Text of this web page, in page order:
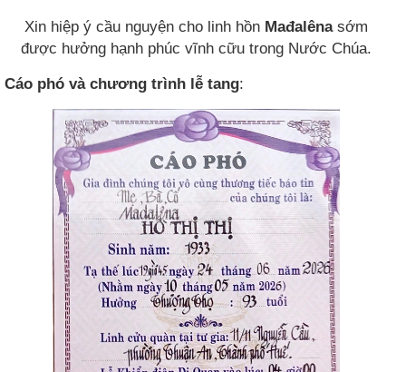
Xin hiệp ý cầu nguyện cho linh hồn Mađalênasớm
được hưởng hạnh phúc vĩnh cữu trong Nước Chúa.
Cáo phó và chương trình lễ tang: